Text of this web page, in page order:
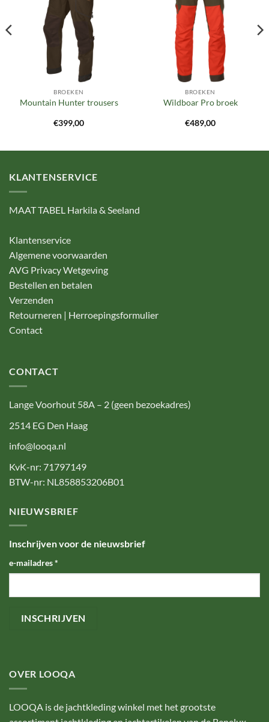
verlanglijst
BROEKEN
Mountain Hunter trousers
€399,00
verlanglijst
BROEKEN
Wildboar Pro broek
€489,00
KLANTENSERVICE
MAAT TABEL Harkila & Seeland
Klantenservice
Algemene voorwaarden
AVG Privacy Wetgeving
Bestellen en betalen
Verzenden
Retourneren | Herroepingsformulier
Contact
CONTACT
Lange Voorhout 58A – 2 (geen bezoekadres)
2514 EG Den Haag
info@looqa.nl
KvK-nr: 71797149
BTW-nr: NL858853206B01
NIEUWSBRIEF
Inschrijven voor de nieuwsbrief
e-mailadres*
OVER LOOQA
LOOQA is de jachtkleding winkel met het grootste